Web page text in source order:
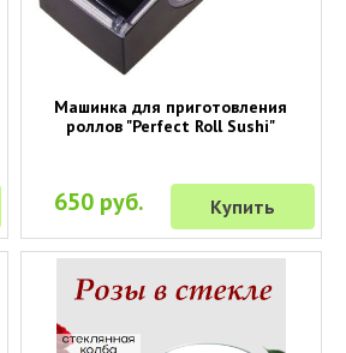
Машинка для приготовления
роллов "Perfect Roll Sushi"
650 руб. Купить